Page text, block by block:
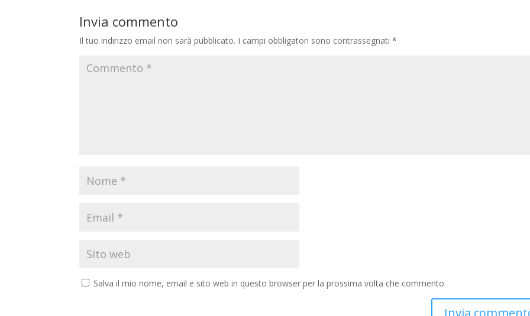
Invia commento
Il tuo indirizzo email non sarà pubblicato. I campi obbligatori sono contrassegnati*
Salva il mio nome, email e sito web in questo browser per la prossima volta che commento.